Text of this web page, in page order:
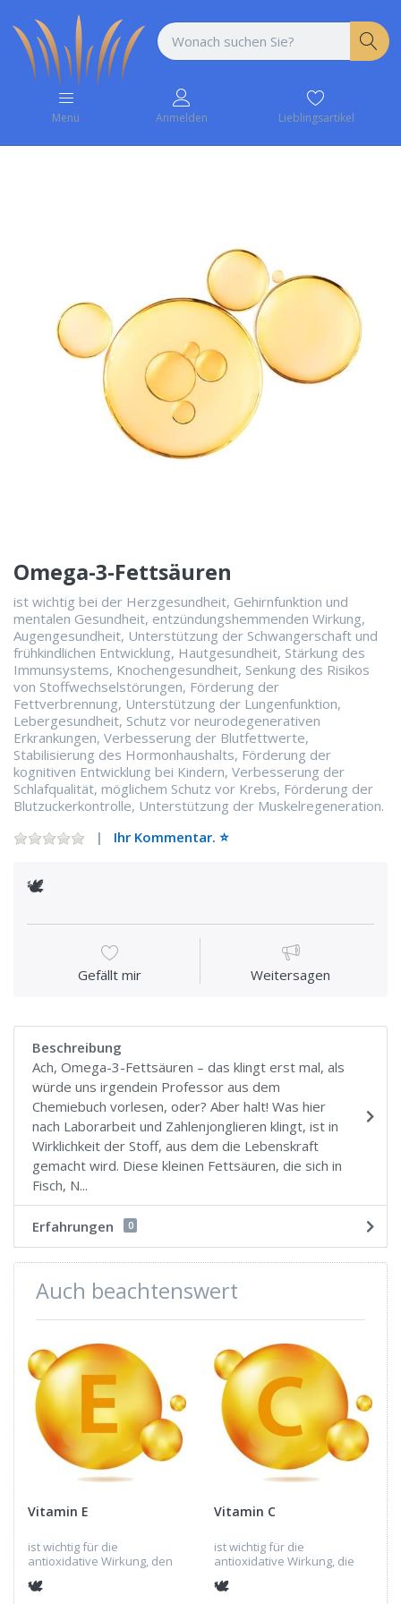
Menü Anmelden Lieblingsartikel
Omega-3-Fettsäuren
ist wichtig bei der Herzgesundheit, Gehirnfunktion und
mentalen Gesundheit, entzündungshemmenden Wirkung,
Augengesundheit, Unterstützung der Schwangerschaft und
frühkindlichen Entwicklung, Hautgesundheit, Stärkung des
Immunsystems, Knochengesundheit, Senkung des Risikos
von Stoffwechselstörungen, Förderung der
Fettverbrennung, Unterstützung der Lungenfunktion,
Lebergesundheit, Schutz vor neurodegenerativen
Erkrankungen, Verbesserung der Blutfettwerte,
Stabilisierung des Hormonhaushalts, Förderung der
kognitiven Entwicklung bei Kindern, Verbesserung der
Schlafqualität, möglichem Schutz vor Krebs, Förderung der
Blutzuckerkontrolle, Unterstützung der Muskelregeneration.
Ihr Kommentar. ⭐️
🕊
Gefällt mir Weitersagen
Beschreibung
Ach, Omega-3-Fettsäuren – das klingt erst mal, als
würde uns irgendein Professor aus dem
Chemiebuch vorlesen, oder? Aber halt! Was hier
nach Laborarbeit und Zahlenjonglieren klingt, ist in
Wirklichkeit der Stoff, aus dem die Lebenskraft
gemacht wird. Diese kleinen Fettsäuren, die sich in
Fisch, N...
Erfahrungen 0
Auch beachtenswert
Vitamin E
ist wichtig für die
antioxidative Wirkung, den
die Stärkung des
🕊
Vitamin C
ist wichtig für die
antioxidative Wirkung, die
Immunfunktion, die
🕊